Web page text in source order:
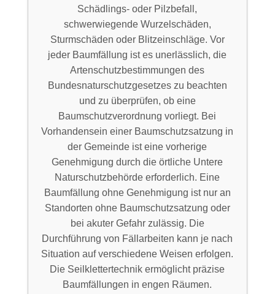
Schädlings- oder Pilzbefall,
schwerwiegende Wurzelschäden,
Sturmschäden oder Blitzeinschläge. Vor
jeder Baumfällung ist es unerlässlich, die
Artenschutzbestimmungen des
Bundesnaturschutzgesetzes zu beachten
und zu überprüfen, ob eine
Baumschutzverordnung vorliegt. Bei
Vorhandensein einer Baumschutzsatzung in
der Gemeinde ist eine vorherige
Genehmigung durch die örtliche Untere
Naturschutzbehörde erforderlich. Eine
Baumfällung ohne Genehmigung ist nur an
Standorten ohne Baumschutzsatzung oder
bei akuter Gefahr zulässig. Die
Durchführung von Fällarbeiten kann je nach
Situation auf verschiedene Weisen erfolgen.
Die Seilklettertechnik ermöglicht präzise
Baumfällungen in engen Räumen.